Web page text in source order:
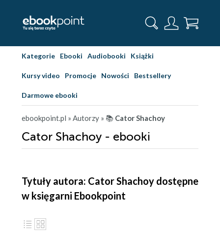
Kategorie Ebooki Audiobooki Książki
Kursy video Promocje Nowości Bestsellery
Darmowe ebooki
ebookpoint.pl » Autorzy » 📚 Cator Shachoy
Cator Shachoy - ebooki
Tytuły autora: Cator Shachoy dostępne
w księgarni Ebookpoint